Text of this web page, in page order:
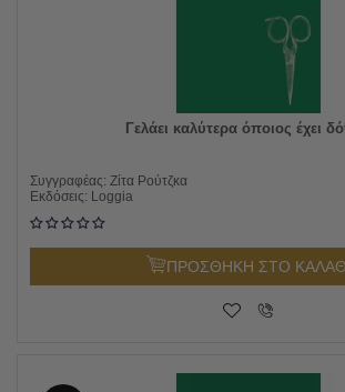
Γελάει καλύτερα όποιος έχει
Συγγραφέας: Ζίτα Ρούτζκα
Εκδόσεις: Loggia
ΠΡΟΣΘΗΚΗ ΣΤΟ